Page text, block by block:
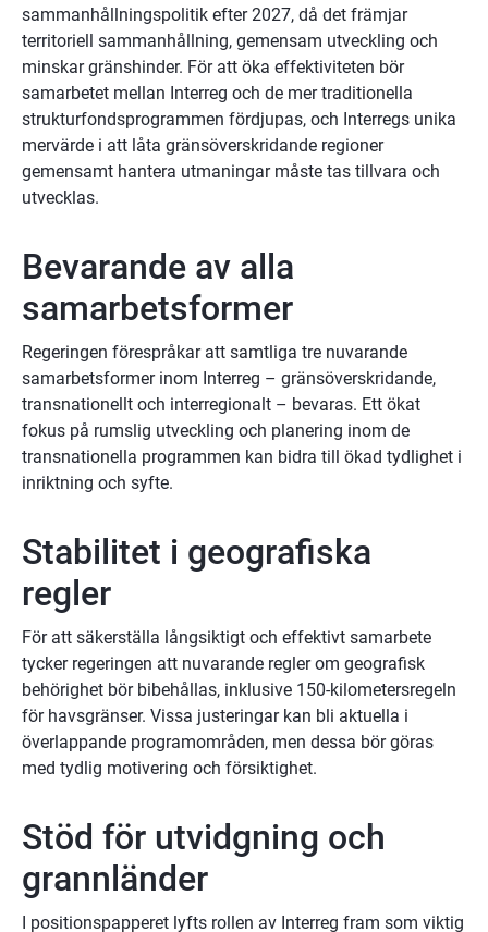
sammanhållningspolitik efter 2027, då det främjar
territoriell sammanhållning, gemensam utveckling och
minskar gränshinder. För att öka effektiviteten bör
samarbetet mellan Interreg och de mer traditionella
strukturfondsprogrammen fördjupas, och Interregs unika
mervärde i att låta gränsöverskridande regioner
gemensamt hantera utmaningar måste tas tillvara och
utvecklas.
Bevarande av alla
samarbetsformer
Regeringen förespråkar att samtliga tre nuvarande
samarbetsformer inom Interreg – gränsöverskridande,
transnationellt och interregionalt – bevaras. Ett ökat
fokus på rumslig utveckling och planering inom de
transnationella programmen kan bidra till ökad tydlighet i
inriktning och syfte.
Stabilitet i geografiska
regler
För att säkerställa långsiktigt och effektivt samarbete
tycker regeringen att nuvarande regler om geografisk
behörighet bör bibehållas, inklusive 150-kilometersregeln
för havsgränser. Vissa justeringar kan bli aktuella i
överlappande programområden, men dessa bör göras
med tydlig motivering och försiktighet.
Stöd för utvidgning och
grannländer
I positionspapperet lyfts rollen av Interreg fram som viktig